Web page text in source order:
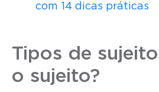
com 14 dicas práticas
Tipos de
o sujeito?